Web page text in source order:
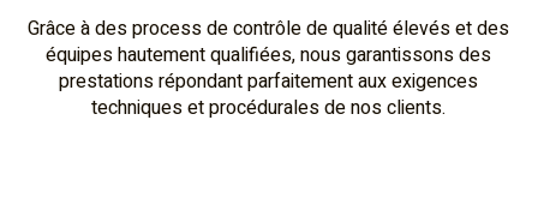
Grâce à des process de contrôle de qualité élevés et des
équipes hautement qualifiées, nous garantissons des
prestations répondant parfaitement aux exigences
techniques et procédurales de nos clients.